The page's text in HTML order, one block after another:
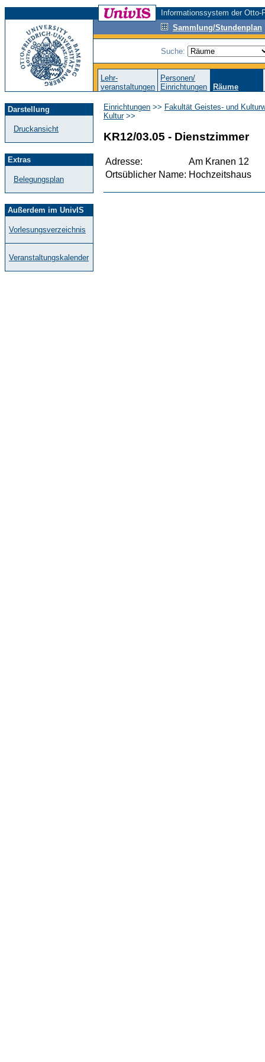
Informationssystem der
Sammlung/Stundenplan
Suche:
Lehr-
veranstaltungen
Personen/
Einrichtungen
Räume
Darstellung
Druckansicht
Extras
Belegungsplan
Außerdem im UnivIS
Vorlesungsverzeichnis
Veranstaltungskalender
Einrichtungen >> Fakultät Geistes- und
Kultur>>
KR12/03.05 - Dienstzimmer
Adresse:
Am Kranen 12
Ortsüblicher Name: Hochzeitshaus